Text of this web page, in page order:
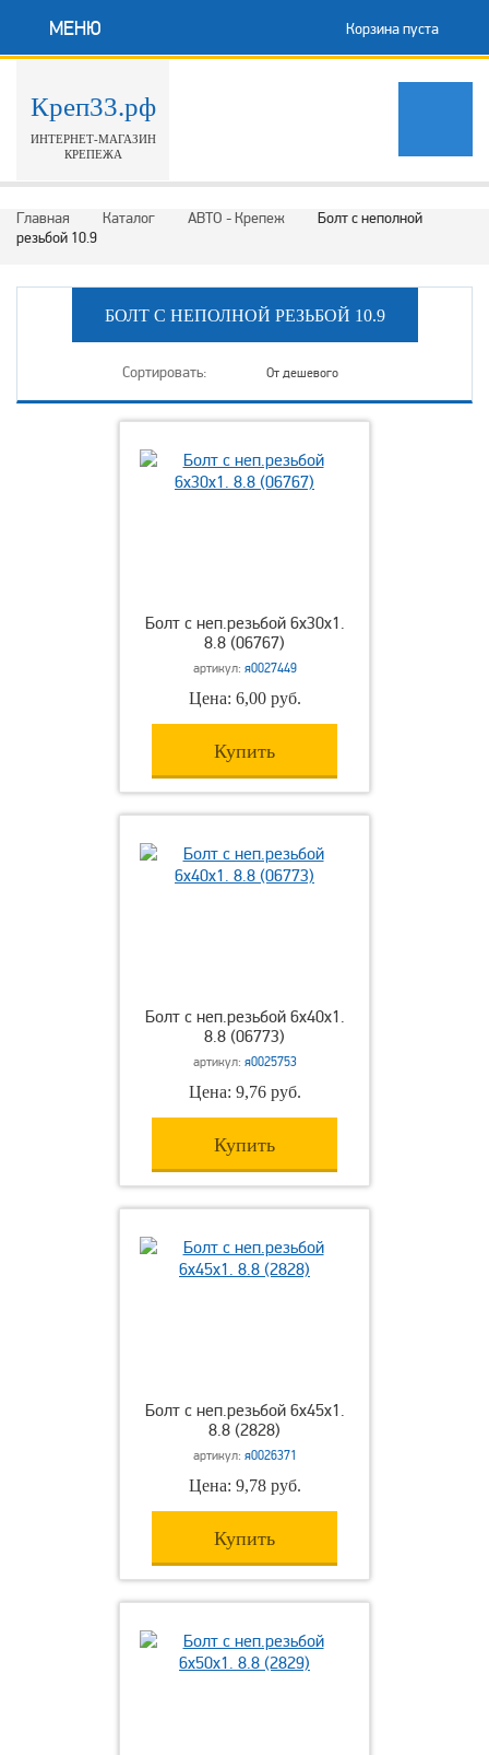
МЕНЮ Корзина пуста
Креп33.рф
ИНТЕРНЕТ-МАГАЗИН
КРЕПЕЖА
Главная Каталог АВТО - Крепеж
Болт с неполной
резьбой 10.9
БОЛТ С НЕПОЛНОЙ РЕЗЬБОЙ 10.9
Сортировать: От дешeвого
Болт с неп.резьбой 6х30х1.
8.8 (06767)
артикул: я0027449
Цена: 6,00 руб.
Купить
Болт с неп.резьбой 6х40х1.
8.8 (06773)
артикул: я0025753
Цена: 9,76 руб.
Купить
Болт с неп.резьбой 6х45х1.
8.8 (2828)
артикул: я0026371
Цена: 9,78 руб.
Купить